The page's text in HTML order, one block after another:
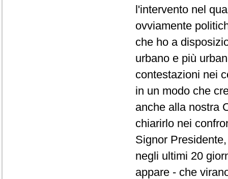
l'intervento nel
ovviamente
che ho a
urbano e più
contestazioni nei
in un modo che
anche alla nostra
chiarirlo nei
Signor
negli ultimi 20
appare - che